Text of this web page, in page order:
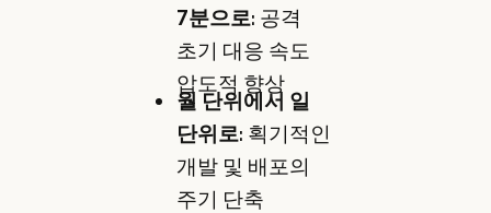
7분으로: 공격
초기 대응 속도
압도적 향상
월 단위에서 일
단위로: 획기적인
개발 및 배포의
주기 단축